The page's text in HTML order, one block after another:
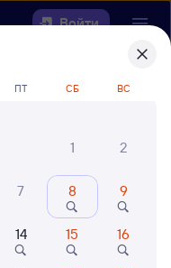
Войти
найтиж/д
ПТ СБ ВС
1
2
7 8 9
14 15 16